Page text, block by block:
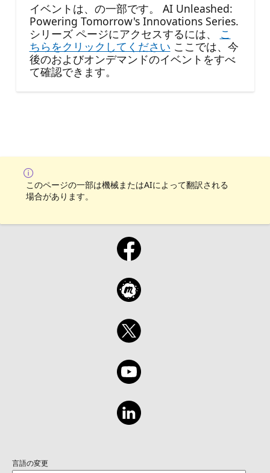
イベントは、の一部です。 AI Unleashed:
Powering Tomorrow's Innovations Series.
シリーズ ページにアクセスするには、
こ
ちらをクリックしてください ここでは、今
後のおよびオンデマンドのイベントをすべ
て確認できます。
このページの一部は機械またはAIによって翻訳される
場合があります。
言語の変更